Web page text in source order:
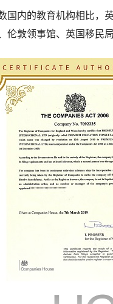
国内的教育机构相比，
伦敦领事馆、英国移民